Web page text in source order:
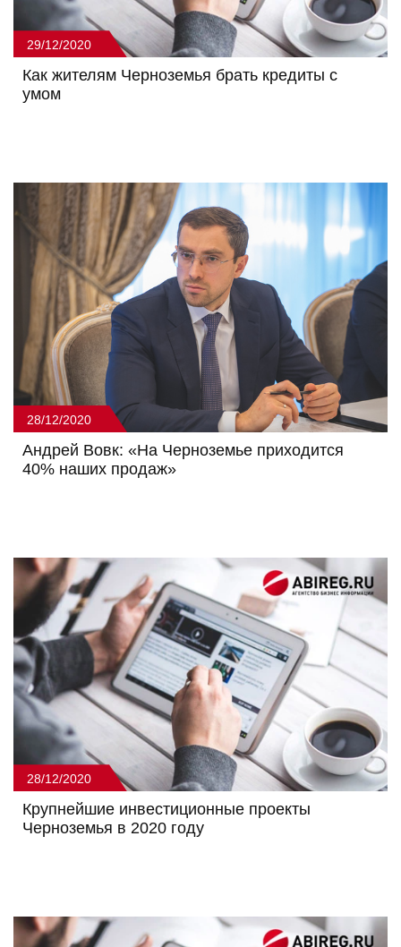
29/12/2020
Как жителям Черноземья брать кредиты с
умом
28/12/2020
Андрей Вовк: «На Черноземье приходится
40% наших продаж»
28/12/2020
Крупнейшие инвестиционные проекты
Черноземья в 2020 году